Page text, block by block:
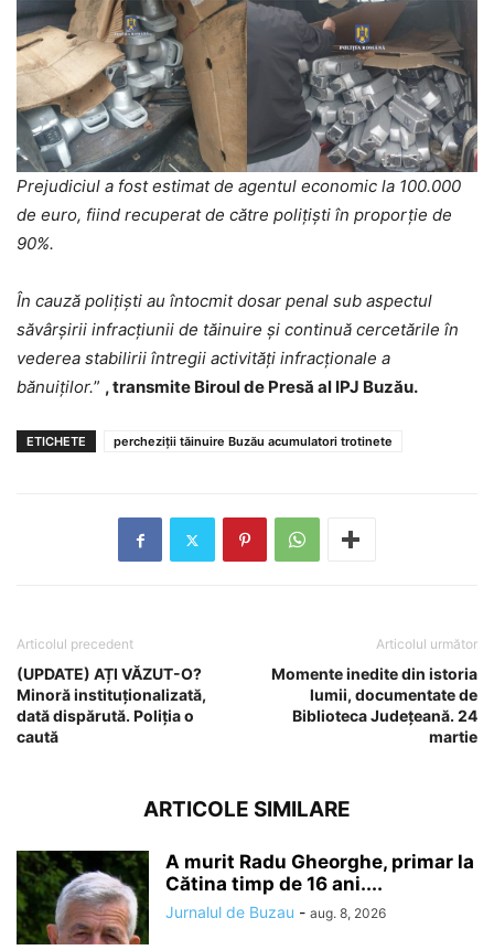
Prejudiciul a fost estimat de agentul economic la 100.000
de euro, fiind recuperat de către polițiști în proporție de
90%.
În cauză polițiști au întocmit dosar penal sub aspectul
săvârșirii infracțiunii de tăinuire și continuă cercetările în
vederea stabilirii întregii activități infracționale a
bănuiților.” , transmite Biroul de Presă al IPJ Buzău.
ETICHETE percheziții tăinuire Buzău acumulatori trotinete
Articolul precedent
(UPDATE) AȚI VĂZUT-O?
Minoră instituționalizată,
dată dispărută. Poliția o
caută
Articolul următor
Momente inedite din istoria
lumii, documentate de
Biblioteca Județeană. 24
martie
ARTICOLE SIMILARE
A murit Radu Gheorghe, primar la
Cătina timp de 16 ani....
Jurnalul de Buzau - aug. 8, 2026